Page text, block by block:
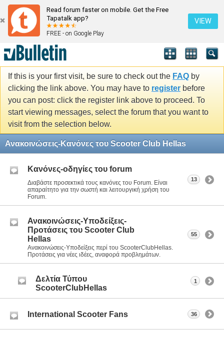
Read forum faster on mobile. Get the Free
Tapatalk app?
FREE - on Google Play
VIEW
If this is your first visit, be sure to check out the FAQ by
clicking the link above. You may have to register before
you can post: click the register link above to proceed. To
start viewing messages, select the forum that you want to
visit from the selection below.
Ανακοινώσεις-Κανόνες του Scooter Club Hellas
Κανόνες-οδηγίες του forum
Διαβάστε προσεκτικά τους κανόνες του Forum. Είναι
απαραίτητο για την σωστή και λειτουργική χρήση του
Forum.
13
Ανακοινώσεις-Υποδείξεις-
Προτάσεις του Scooter Club
Hellas
Ανακοινώσεις-Υποδείξεις περί του ScooterClubHellas.
Προτάσεις για νέες ιδέες, αναφορά προβλημάτων.
55
Δελτία Τύπου
ScooterClubHellas
1
International Scooter Fans 36